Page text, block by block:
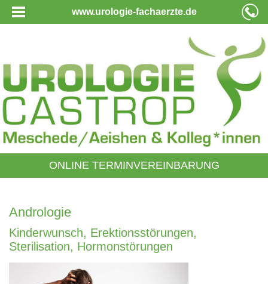
www.urologie-fachaerzte.de
ONLINE TERMINVEREINBARUNG
Andrologie
Kinderwunsch, Erektionsstörungen,
Sterilisation, Hormonstörungen